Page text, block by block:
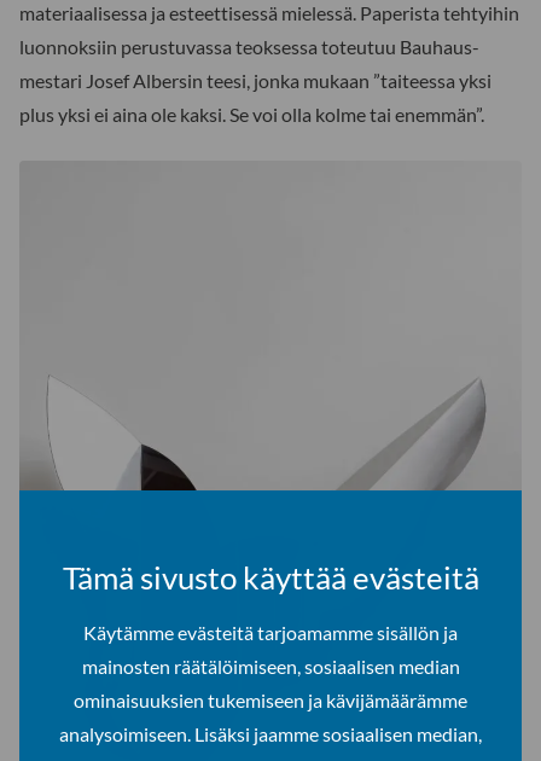
Tämä sivusto käyttää evästeitä
Käytämme evästeitä tarjoamamme sisällön ja
mainosten räätälöimiseen, sosiaalisen median
ominaisuuksien tukemiseen ja kävijämäärämme
analysoimiseen. Lisäksi jaamme sosiaalisen median,
materiaalisessa ja esteettisessä mielessä. Paperista tehtyihin
luonnoksiin perustuvassa teoksessa toteutuu Bauhaus-
mestari Josef Albersin teesi, jonka mukaan ”taiteessa yksi
plus yksi ei aina ole kaksi. Se voi olla kolme tai enemmän”.